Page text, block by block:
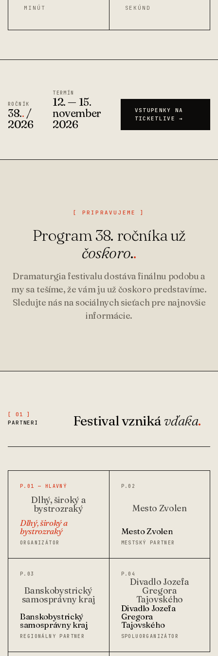
MINÚT SEKÚND
ROČNÍK
38.. /
2026
TERMÍN
12. — 15.
november
2026
VSTUPENKY NA
TICKETLIVE →
[ PRIPRAVUJEME ]
Program 38. ročníka už
čoskoro..
Dramaturgia festivalu dostáva finálnu podobu a
my sa tešíme, že vám ju už čoskoro predstavíme.
Sledujte nás na sociálnych sieťach pre najnovšie
informácie.
[ 01 ]
PARTNERI
Festival vzniká vďaka.
P.01 — HLAVNÝ
Dlhý, široký a
bystrozraký
Dlhý, široký a
bystrozraký
ORGANIZÁTOR
P.02
Mesto Zvolen
Mesto Zvolen
MESTSKÝ PARTNER
P.03
Banskobystrický
samosprávny kraj
Banskobystrický
samosprávny kraj
REGIONÁLNY PARTNER
P.04
Divadlo Jozefa
Gregora
Tajovského
Divadlo Jozefa
Gregora
Tajovského
SPOLUORGANIZÁTOR